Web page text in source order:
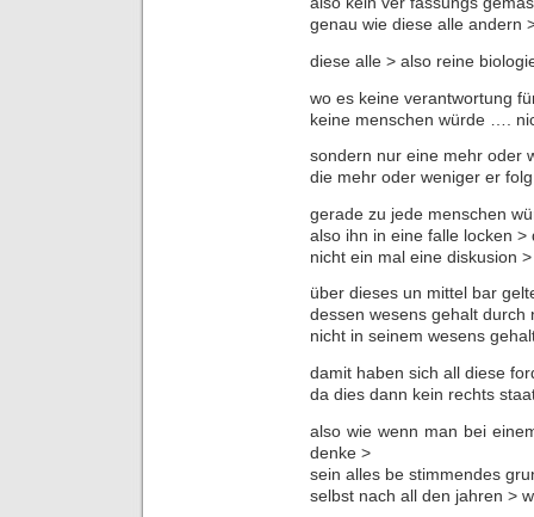
genau wie diese alle
diese alle > also reine
wo es keine verantwortung
keine menschen würde ….
sondern nur eine mehr oder
die mehr oder weniger er
gerade zu jede menschen
also ihn in eine falle locken
nicht ein mal eine diskusion >
über dieses un mittel bar
dessen wesens gehalt durch
nicht in seinem wesens
damit haben sich all diese
da dies dann kein rechts
also wie wenn man bei
denke >
sein alles be stimmendes
selbst nach all den jahren >